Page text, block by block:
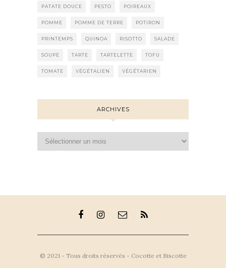
PATATE DOUCE PESTO POIREAUX
POMME POMME DE TERRE POTIRON
PRINTEMPS QUINOA RISOTTO SALADE
SOUPE TARTE TARTELETTE TOFU
TOMATE VÉGÉTALIEN VÉGÉTARIEN
ARCHIVES
© 2021 - Tous droits réservés - Cocotte et Biscotte